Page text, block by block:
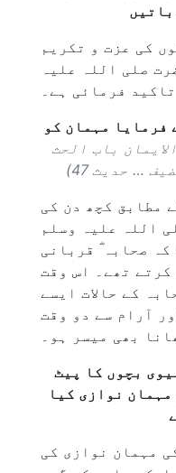
کی عزت و تکریم
صلی اللہ علیہ
فرمائی ہے۔
فرمایا مہمان کو
باب الحث
… حدیث 47)
مطابق کچھ دن کی
اللہ علیہ وسلم
صحابہ ؓ قربانی
تھے۔ اس وقت
کے حالات ایسے
آرام سے دو وقت
بھی میسر ہو۔
بچوں کا پیٹ
نوازی کیا
مہمان نوازی کی